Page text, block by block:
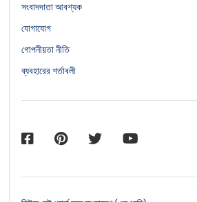
সংবাদদাতা আবশ্যক
যোগাযোগ
গোপনীয়তা নীতি
ব্যবহারের শর্তাবলী